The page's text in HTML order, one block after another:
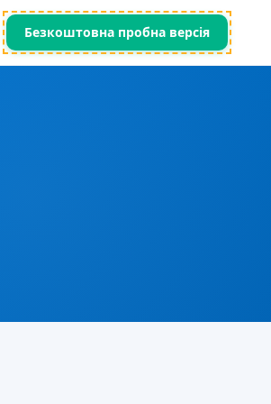
Безкоштовна пробна версія